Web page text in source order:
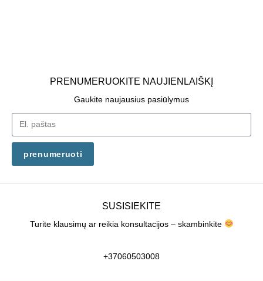
PRENUMERUOKITE NAUJIENLAIŠKĮ
Gaukite naujausius pasiūlymus
prenumeruoti
SUSISIEKITE
Turite klausimų ar reikia konsultacijos – skambinkite
+37060503008